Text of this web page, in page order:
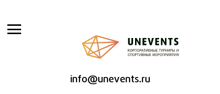
info@unevents.ru